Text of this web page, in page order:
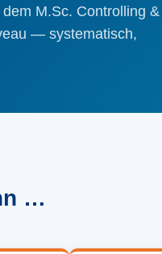
M.Sc. Controlling &
— systematisch,
…